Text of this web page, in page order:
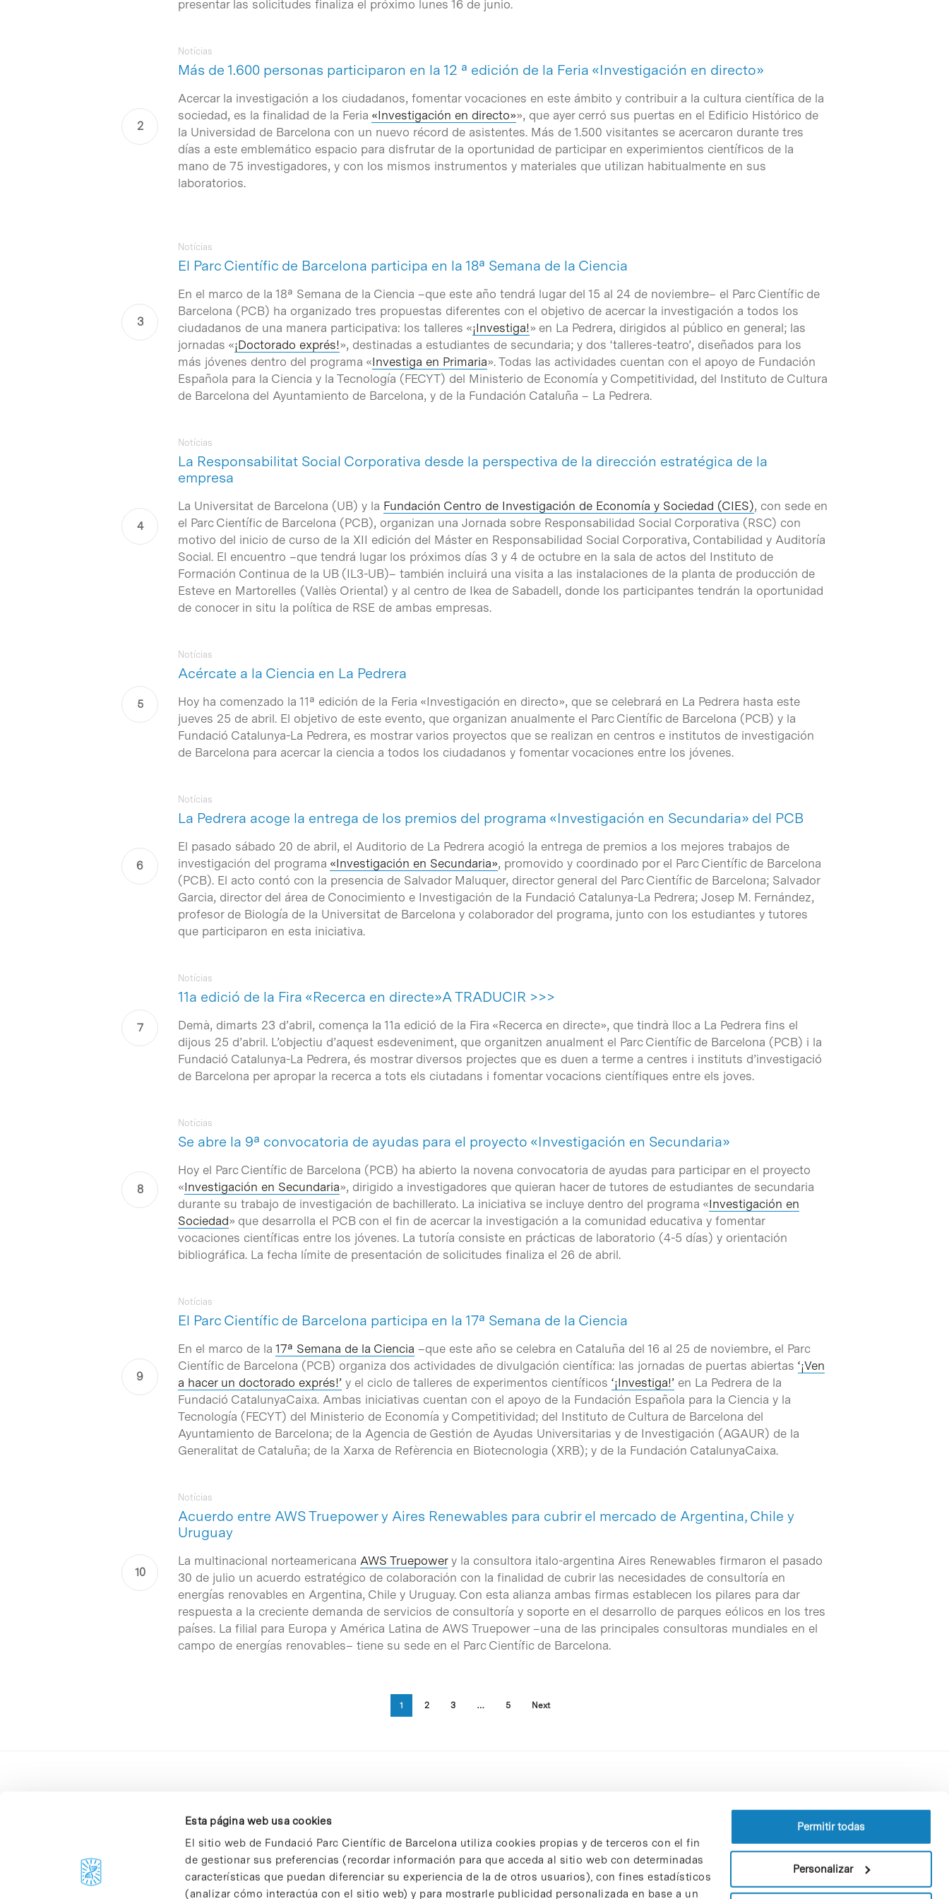
Esta página web usa cookies
El sitio web de Fundació Parc Científic de Barcelona utiliza cookies propias y de terceros con el fin
de gestionar sus preferencias (recordar información para que acceda al sitio web con determinadas
características que puedan diferenciar su experiencia de la de otros usuarios), con fines estadísticos
(analizar cómo interactúa con el sitio web) y para mostrarle publicidad personalizada en base a un
Permitir todas
Personalizar
Intro para buscar o ESC per cerrar
presentar las solicitudes finaliza el próximo lunes 16 de junio.
Más de 1.600 personas participaron en la 12 ª edición de la Feria «Investigación en directo»
Notícias
Acercar la investigación a los ciudadanos, fomentar vocaciones en este ámbito y contribuir a la cultura científica de la
sociedad, es la finalidad de la Feria «Investigación en directo»», que ayer cerró sus puertas en el Edificio Histórico de
la Universidad de Barcelona con un nuevo récord de asistentes. Más de 1.500 visitantes se acercaron durante tres
días a este emblemático espacio para disfrutar de la oportunidad de participar en experimientos científicos de la
mano de 75 investigadores, y con los mismos instrumentos y materiales que utilizan habitualmente en sus
laboratorios.
El Parc Científic de Barcelona participa en la 18ª Semana de la Ciencia
Notícias
En el marco de la 18ª Semana de la Ciencia –que este año tendrá lugar del 15 al 24 de noviembre– el Parc Científic de
Barcelona (PCB) ha organizado tres propuestas diferentes con el objetivo de acercar la investigación a todos los
ciudadanos de una manera participativa: los talleres «¡Investiga!» en La Pedrera, dirigidos al público en general; las
jornadas «¡Doctorado exprés!», destinadas a estudiantes de secundaria; y dos ‘talleres-teatro’, diseñados para los
más jóvenes dentro del programa «Investiga en Primaria». Todas las actividades cuentan con el apoyo de Fundación
Española para la Ciencia y la Tecnología (FECYT) del Ministerio de Economía y Competitividad, del Instituto de Cultura
de Barcelona del Ayuntamiento de Barcelona, y de la Fundación Cataluña – La Pedrera.
La Responsabilitat Social Corporativa desde la perspectiva de la dirección estratégica de la
empresa
Notícias
La Universitat de Barcelona (UB) y la Fundación Centro de Investigación de Economía y Sociedad (CIES), con sede en
el Parc Científic de Barcelona (PCB), organizan una Jornada sobre Responsabilidad Social Corporativa (RSC) con
motivo del inicio de curso de la XII edición del Máster en Responsabilidad Social Corporativa, Contabilidad y Auditoría
Social. El encuentro –que tendrá lugar los próximos días 3 y 4 de octubre en la sala de actos del Instituto de
Formación Continua de la UB (IL3-UB)– también incluirá una visita a las instalaciones de la planta de producción de
Esteve en Martorelles (Vallès Oriental) y al centro de Ikea de Sabadell, donde los participantes tendrán la oportunidad
de conocer in situ la política de RSE de ambas empresas.
Acércate a la Ciencia en La Pedrera
Notícias
Hoy ha comenzado la 11ª edición de la Feria «Investigación en directo», que se celebrará en La Pedrera hasta este
jueves 25 de abril. El objetivo de este evento, que organizan anualmente el Parc Científic de Barcelona (PCB) y la
Fundació Catalunya-La Pedrera, es mostrar varios proyectos que se realizan en centros e institutos de investigación
de Barcelona para acercar la ciencia a todos los ciudadanos y fomentar vocaciones entre los jóvenes.
La Pedrera acoge la entrega de los premios del programa «Investigación en Secundaria» del PCB
Notícias
El pasado sábado 20 de abril, el Auditorio de La Pedrera acogió la entrega de premios a los mejores trabajos de
investigación del programa «Investigación en Secundaria», promovido y coordinado por el Parc Científic de Barcelona
(PCB). El acto contó con la presencia de Salvador Maluquer, director general del Parc Científic de Barcelona; Salvador
Garcia, director del área de Conocimiento e Investigación de la Fundació Catalunya-La Pedrera; Josep M. Fernández,
profesor de Biología de la Universitat de Barcelona y colaborador del programa, junto con los estudiantes y tutores
que participaron en esta iniciativa.
11a edició de la Fira «Recerca en directe»A TRADUCIR >>>
Notícias
Demà, dimarts 23 d’abril, comença la 11a edició de la Fira «Recerca en directe», que tindrà lloc a La Pedrera fins el
dijous 25 d’abril. L’objectiu d’aquest esdeveniment, que organitzen anualment el Parc Científic de Barcelona (PCB) i la
Fundació Catalunya-La Pedrera, és mostrar diversos projectes que es duen a terme a centres i instituts d’investigació
de Barcelona per apropar la recerca a tots els ciutadans i fomentar vocacions científiques entre els joves.
Se abre la 9ª convocatoria de ayudas para el proyecto «Investigación en Secundaria»
Notícias
Hoy el Parc Científic de Barcelona (PCB) ha abierto la novena convocatoria de ayudas para participar en el proyecto
«Investigación en Secundaria», dirigido a investigadores que quieran hacer de tutores de estudiantes de secundaria
durante su trabajo de investigación de bachillerato. La iniciativa se incluye dentro del programa «Investigación en
Sociedad» que desarrolla el PCB con el fin de acercar la investigación a la comunidad educativa y fomentar
vocaciones científicas entre los jóvenes. La tutoría consiste en prácticas de laboratorio (4-5 días) y orientación
bibliográfica. La fecha límite de presentación de solicitudes finaliza el 26 de abril.
El Parc Científic de Barcelona participa en la 17ª Semana de la Ciencia
Notícias
En el marco de la 17ª Semana de la Ciencia –que este año se celebra en Cataluña del 16 al 25 de noviembre, el Parc
Científic de Barcelona (PCB) organiza dos actividades de divulgación científica: las jornadas de puertas abiertas ‘¡Ven
a hacer un doctorado exprés!’ y el ciclo de talleres de experimentos científicos ‘¡Investiga!’ en La Pedrera de la
Fundació CatalunyaCaixa. Ambas iniciativas cuentan con el apoyo de la Fundación Española para la Ciencia y la
Tecnología (FECYT) del Ministerio de Economía y Competitividad; del Instituto de Cultura de Barcelona del
Ayuntamiento de Barcelona; de la Agencia de Gestión de Ayudas Universitarias y de Investigación (AGAUR) de la
Generalitat de Cataluña; de la Xarxa de Refèrencia en Biotecnologia (XRB); y de la Fundación CatalunyaCaixa.
Acuerdo entre AWS Truepower y Aires Renewables para cubrir el mercado de Argentina, Chile y
Uruguay
Notícias
La multinacional norteamericana AWS Truepowery la consultora italo-argentina Aires Renewables firmaron el pasado
30 de julio un acuerdo estratégico de colaboración con la finalidad de cubrir las necesidades de consultoría en
energías renovables en Argentina, Chile y Uruguay. Con esta alianza ambas firmas establecen los pilares para dar
respuesta a la creciente demanda de servicios de consultoría y soporte en el desarrollo de parques eólicos en los tres
países. La filial para Europa y América Latina de AWS Truepower –una de las principales consultoras mundiales en el
campo de energías renovables– tiene su sede en el Parc Científic de Barcelona.
1 2 3 … 5 Next
C/Baldiri Reixac, 4-12 i 15
08028 Barcelona
Perfil del contratante
Política de privacidad
Aviso Legal
Política de cookies
Patrones y patrocinadores
Bolsa de trabajo